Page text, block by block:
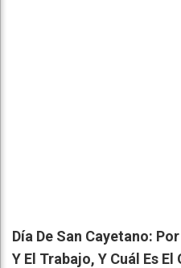
Día De San Cayetano:
Y El Trabajo, Y Cuál Es